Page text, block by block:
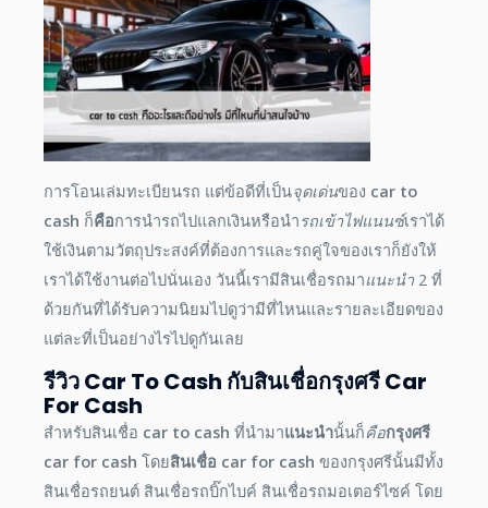
การโอนเล่มทะเบียนรถ แต่ข้อดีที่เป็นจุดเด่นของ car to
cash ก็คือการนำรถไปแลกเงินหรือนำรถเข้าไฟแนนซ์เราได้
ใช้เงินตามวัตถุประสงค์ที่ต้องการและรถคู่ใจของเราก็ยังให้
เราได้ใช้งานต่อไปนั่นเอง วันนี้เรามีสินเชื่อรถมาแนะนำ2 ที่
ด้วยกันที่ได้รับความนิยมไปดูว่ามีที่ไหนและรายละเอียดของ
แต่ละที่เป็นอย่างไรไปดูกันเลย
รีวิวCar To Cash กับสินเชื่อกรุงศรี Car
For Cash
สำหรับสินเชื่อ car to cash ที่นำมาแนะนำนั้นก็คือกรุงศรี
car for cash โดยสินเชื่อ car for cash ของกรุงศรีนั้นมีทั้ง
สินเชื่อรถยนต์ สินเชื่อรถบิ๊กไบค์ สินเชื่อรถมอเตอร์ไซค์ โดย